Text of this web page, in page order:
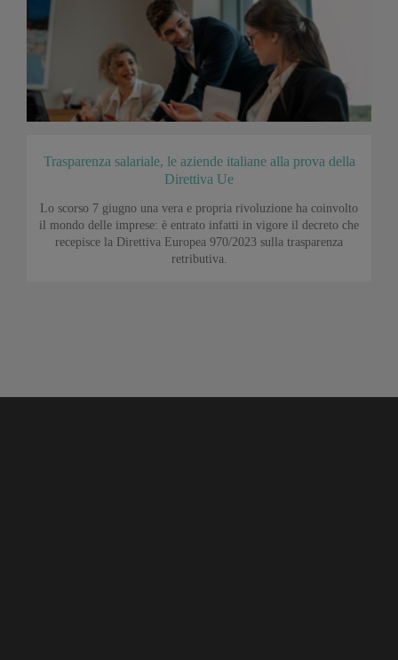
Trasparenza salariale, le aziende italiane alla prova della
Direttiva Ue
Lo scorso 7 giugno una vera e propria rivoluzione ha coinvolto
il mondo delle imprese: è entrato infatti in vigore il decreto che
recepisce la Direttiva Europea 970/2023 sulla trasparenza
retributiva.